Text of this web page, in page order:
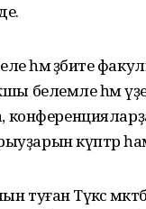
әҙәбиәте
белемле һәм
күптәр
Тәүәкәс